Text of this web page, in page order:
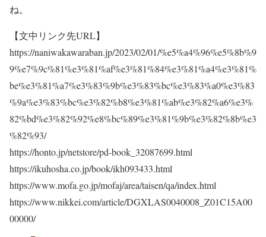
ね。
【文中リンク先URL】
https://naniwakawaraban.jp/2023/02/01/%e5%a4%96%e5%8b%9
9%e7%9c%81%e3%81%af%e3%81%84%e3%81%a4%e3%81%
be%e3%81%a7%e3%83%9b%e3%83%bc%e3%83%a0%e3%83
%9a%e3%83%bc%e3%82%b8%e3%81%ab%e3%82%a6%e3%
82%bd%e3%82%92%e8%bc%89%e3%81%9b%e3%82%8b%e3
%82%93/
https://honto.jp/netstore/pd-book_32087699.html
https://ikuhosha.co.jp/book/ikh093433.html
https://www.mofa.go.jp/mofaj/area/taisen/qa/index.html
https://www.nikkei.com/article/DGXLAS0040008_Z01C15A00
00000/